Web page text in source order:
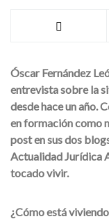
Óscar Fernández
entrevista sobre la
desde hace un año.
en formación como
post en sus dos
Actualidad Jurídica
tocado vivir.
¿Cómo está